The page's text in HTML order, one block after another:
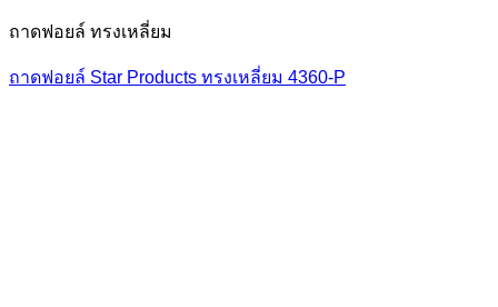
ถาดฟอยล์ ทรงเหลี่ยม
ถาดฟอยล์ Star Products ทรงเหลี่ยม 4360-P